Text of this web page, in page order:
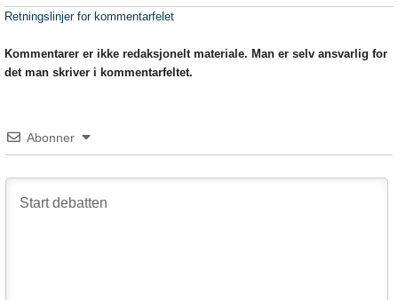
Retningslinjer for kommentarfelet
Kommentarer er ikke redaksjonelt materiale. Man er selv ansvarlig for
det man skriver i kommentarfeltet.
Abonner